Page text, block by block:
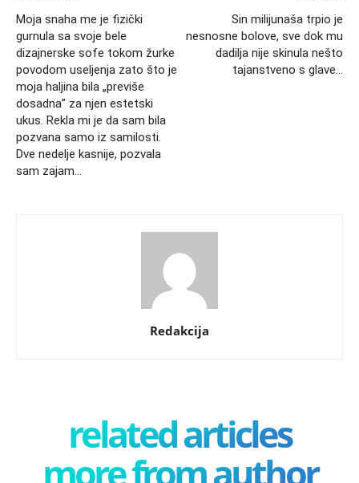
Moja snaha me je fizički
gurnula sa svoje bele
dizajnerske sofe tokom žurke
povodom useljenja zato što je
moja haljina bila „previše
dosadna” za njen estetski
ukus. Rekla mi je da sam bila
pozvana samo iz samilosti.
Dve nedelje kasnije, pozvala
sam zajam…
Sin milijunaša trpio je
nesnosne bolove, sve dok mu
dadilja nije skinula nešto
tajanstveno s glave…
Redakcija
related articles
more from author